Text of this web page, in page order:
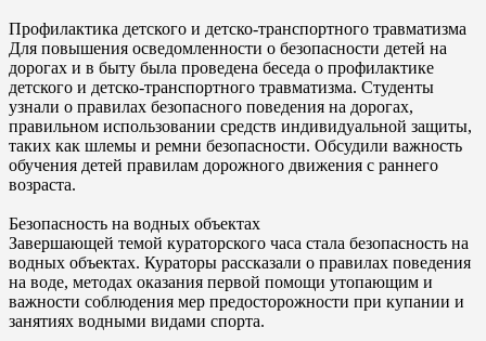
Профилактика детского и детско-транспортного травматизма
Для повышения осведомленности о безопасности детей на
дорогах и в быту была проведена беседа о профилактике
детского и детско-транспортного травматизма. Студенты
узнали о правилах безопасного поведения на дорогах,
правильном использовании средств индивидуальной защиты,
таких как шлемы и ремни безопасности. Обсудили важность
обучения детей правилам дорожного движения с раннего
возраста.
Безопасность на водных объектах
Завершающей темой кураторского часа стала безопасность на
водных объектах. Кураторы рассказали о правилах поведения
на воде, методах оказания первой помощи утопающим и
важности соблюдения мер предосторожности при купании и
занятиях водными видами спорта.